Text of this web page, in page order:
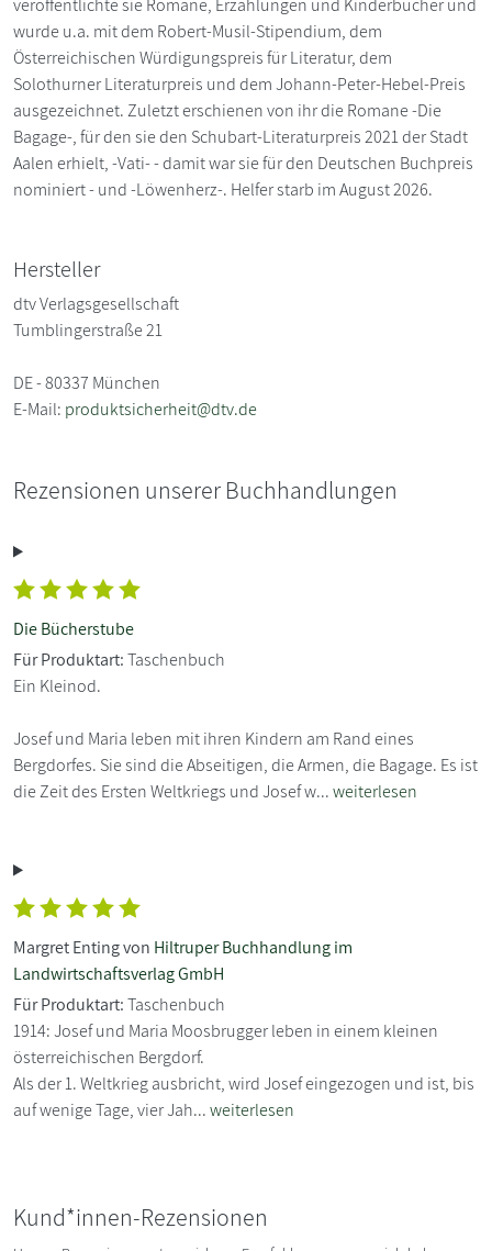
wurde u.a. mit dem Robert-Musil-Stipendium, dem
Österreichischen Würdigungspreis für Literatur, dem
Solothurner Literaturpreis und dem Johann-Peter-Hebel-Preis
ausgezeichnet. Zuletzt erschienen von ihr die Romane -Die
Bagage-, für den sie den Schubart-Literaturpreis 2021 der Stadt
Aalen erhielt, -Vati- - damit war sie für den Deutschen Buchpreis
nominiert - und -Löwenherz-. Helfer starb im August 2026.
Hersteller
dtv Verlagsgesellschaft
Tumblingerstraße 21
DE - 80337 München
E-Mail: produktsicherheit@dtv.de
Rezensionen unserer Buchhandlungen
Die Bücherstube
Für Produktart:Taschenbuch
Ein Kleinod.
Josef und Maria leben mit ihren Kindern am Rand eines
Bergdorfes. Sie sind die Abseitigen, die Armen, die Bagage. Es ist
die Zeit des Ersten Weltkriegs und Josef w...weiterlesen
Margret Enting von Hiltruper Buchhandlung im
Landwirtschaftsverlag GmbH
Für Produktart:Taschenbuch
1914: Josef und Maria Moosbrugger leben in einem kleinen
österreichischen Bergdorf.
Als der 1. Weltkrieg ausbricht, wird Josef eingezogen und ist, bis
auf wenige Tage, vier Jah...weiterlesen
Kund*innen-Rezensionen